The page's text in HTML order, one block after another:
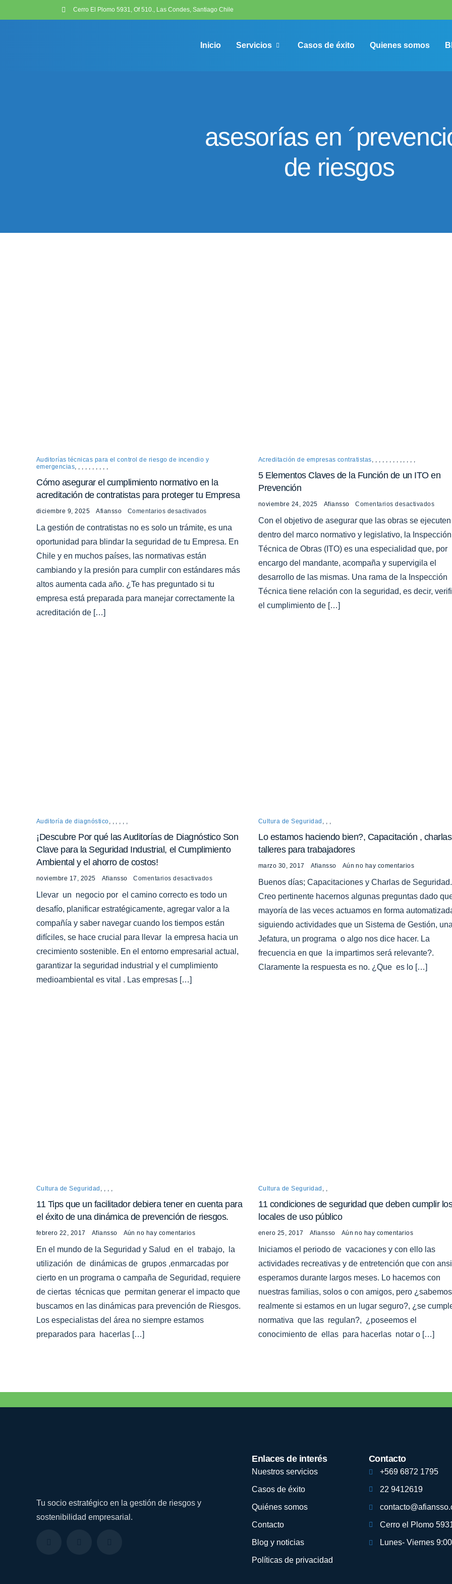
Cerro El Plomo 5931, Of 510., Las Condes, Santiago Chile
Inicio Servicios Casos de éxito Quienes somos
asesorías en
de riesgos
Auditorías técnicas para el control de riesgo de incendio y
emergencias
Cómo asegurar el cumplimiento normativo en la
acreditación de contratistas para proteger tu Empresa
diciembre 9, 2025 Afiansso Comentarios desactivados
La gestión de contratistas no es solo un trámite, es una
oportunidad para blindar la seguridad de tu Empresa. En
Chile y en muchos países, las normativas están
cambiando y la presión para cumplir con estándares más
altos aumenta cada año. ¿Te has preguntado si tu
empresa está preparada para manejar correctamente la
acreditación de […]
Acreditación de empresas contratistas
5 Elementos Claves de la Función de un ITO en
Prevención
noviembre 24, 2025 Afiansso Comentarios desactivados
Con el objetivo de asegurar que las obras se ejecuten
dentro del marco normativo y legislativo, la Inspección
Técnica de Obras (ITO) es una especialidad que, por
encargo del mandante, acompaña y supervigila el
desarrollo de las mismas. Una rama de la Inspección
Técnica tiene relación con la seguridad, es decir,
el cumplimiento de […]
Auditoría de diagnóstico
¡Descubre Por qué las Auditorías de Diagnóstico Son
Clave para la Seguridad Industrial, el Cumplimiento
Ambiental y el ahorro de costos!
noviembre 17, 2025 Afiansso Comentarios desactivados
Llevar un negocio por el camino correcto es todo un
desafío, planificar estratégicamente, agregar valor a la
compañía y saber navegar cuando los tiempos están
difíciles, se hace crucial para llevar la empresa hacia un
crecimiento sostenible. En el entorno empresarial actual,
garantizar la seguridad industrial y el cumplimiento
medioambiental es vital . Las empresas […]
Cultura de Seguridad
Lo estamos haciendo bien?, Capacitación ,
talleres para trabajadores
marzo 30, 2017 Afiansso Aún no hay comentarios
Buenos días; Capacitaciones y Charlas de Seguridad.
Creo pertinente hacernos algunas preguntas dado
mayoría de las veces actuamos en forma
siguiendo actividades que un Sistema de Gestión,
Jefatura, un programa o algo nos dice hacer. La
frecuencia en que la impartimos será relevante?.
Claramente la respuesta es no. ¿Que es lo […]
Cultura de Seguridad
11 Tips que un facilitador debiera tener en cuenta para
el éxito de una dinámica de prevención de riesgos.
febrero 22, 2017 Afiansso Aún no hay comentarios
En el mundo de la Seguridad y Salud en el trabajo, la
utilización de dinámicas de grupos ,enmarcadas por
cierto en un programa o campaña de Seguridad, requiere
de ciertas técnicas que permitan generar el impacto que
buscamos en las dinámicas para prevención de Riesgos.
Los especialistas del área no siempre estamos
preparados para hacerlas […]
Cultura de Seguridad
11 condiciones de seguridad que deben cumplir
locales de uso público
enero 25, 2017 Afiansso Aún no hay comentarios
Iniciamos el periodo de vacaciones y con ello las
actividades recreativas y de entretención que con
esperamos durante largos meses. Lo hacemos con
nuestras familias, solos o con amigos, pero ¿sabemos
realmente si estamos en un lugar seguro?, ¿se
normativa que las regulan?, ¿poseemos el
conocimiento de ellas para hacerlas notar o […]
Tu socio estratégico en la gestión de riesgos y
sostenibilidad empresarial.
Enlaces de interés
Nuestros servicios
Casos de éxito
Quiénes somos
Contacto
Blog y noticias
Políticas de privacidad
Contacto
+569 6872 1795
22 9412619
Cerro el Plomo
Lunes- Viernes